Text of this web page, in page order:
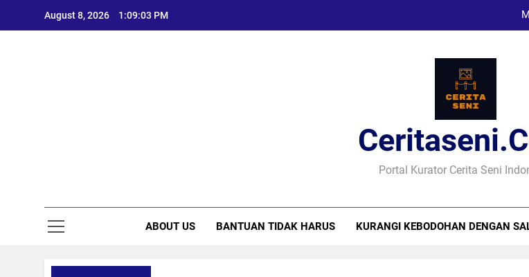
August 8, 2026 1:09:04 PM
Seni Visual
Portal Kurator Cerita Seni
ABOUT US BANTUAN TIDAK HARUS KURANGI KEBODOHAN DENGAN